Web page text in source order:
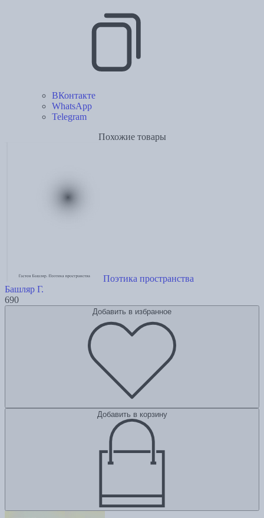
ВКонтакте
WhatsApp
Telegram
Похожие товары
Поэтика пространства
Башляр Г.
690
Добавить в избранное
Добавить в корзину